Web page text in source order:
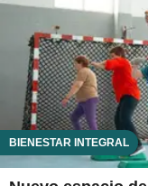
BIENESTAR INTEGRAL